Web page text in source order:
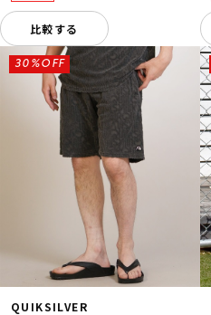
比較する
QUIKSILVER
30%OFF